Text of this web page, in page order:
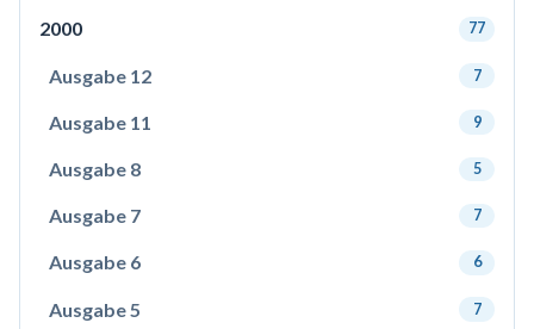
2000 77
Ausgabe 12 7
Ausgabe 11 9
Ausgabe 8 5
Ausgabe 7 7
Ausgabe 6 6
Ausgabe 5 7